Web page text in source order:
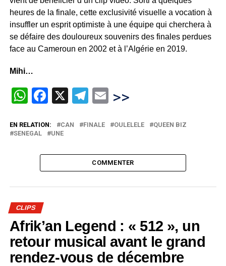
heures de la finale, cette exclusivité visuelle a vocation à
insuffler un esprit optimiste à une équipe qui cherchera à
se défaire des douloureux souvenirs des finales perdues
face au Cameroun en 2002 et à l’Algérie en 2019.
Mihi…
WhatsApp
Facebook
X Telegram
Email
>>
EN RELATION: CAN FINALE OULELELE
QUEEN BIZ
SENEGAL
UNE
COMMENTER
CLIPS
Afrik’an Legend : « 512 », un
retour musical avant le grand
rendez-vous de décembre